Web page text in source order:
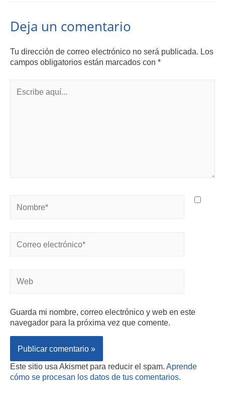
Deja un comentario
Tu dirección de correo electrónico no será publicada. Los
campos obligatorios están marcados con *
Guarda mi nombre, correo electrónico y web en este
navegador para la próxima vez que comente.
Este sitio usa Akismet para reducir el spam. Aprende
cómo se procesan los datos de tus comentarios.